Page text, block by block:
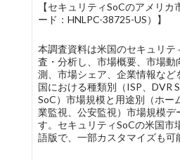
【セキュリティSoCのアメリ
ード：HNLPC-38725-US）】
本調査資料は米国のセキュリテ
査・分析し、市場概要、市場動
測、市場シェア、企業情報など
国における種類別（ISP、DVR
SoC）市場規模と用途別（ホー
業監視、公安監視）市場規模デ
す。セキュリティSoCの米国市
語版で、一部カスタマイズも可